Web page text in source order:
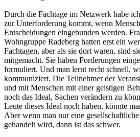
Durch die Fachtage im Netzwerk habe
zur Unterforderung kommt, wenn
Entscheidungen eingebunden werden.
Wohngruppe Radeberg hatten erst ein
Fachtagen, aber als sie dort waren, sind
mitgemacht. Sie haben Forderungen
formuliert. Und man lernt recht schnell,
kommuniziert. Die Teilnehmer der
und mit Menschen mit einer geistigen
noch das Ideal, Sachen verändern zu
Leute dieses Ideal noch haben, könnte
Aber wenn man nur eine
gehandelt wird, dann ist das schwer.